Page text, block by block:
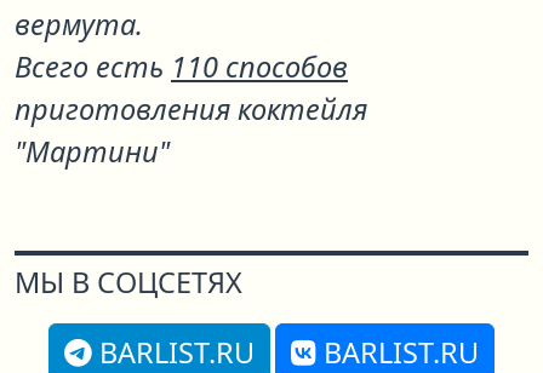
вермута.
Всего есть 110 способов
приготовления коктейля
"Мартини"
МЫ В СОЦСЕТЯХ
BARLIST.RU
BARLIST.RU